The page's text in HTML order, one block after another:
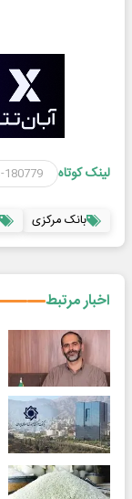
لینک کوتاه
بانک مرکزی
اخبار مرتبط